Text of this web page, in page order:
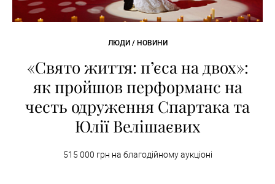
ЛЮДИ / НОВИНИ
«Свято життя: п’єса на двох»:
як пройшов перформанс на
честь одруження Спартака та
Юлії Велішаєвих
515 000 грн на благодійному аукціоні